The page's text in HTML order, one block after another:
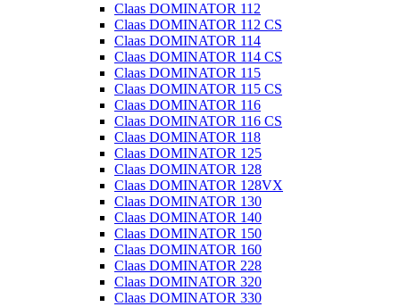
Claas DOMINATOR 112
Claas DOMINATOR 112 CS
Claas DOMINATOR 114
Claas DOMINATOR 114 CS
Claas DOMINATOR 115
Claas DOMINATOR 115 CS
Claas DOMINATOR 116
Claas DOMINATOR 116 CS
Claas DOMINATOR 118
Claas DOMINATOR 125
Claas DOMINATOR 128
Claas DOMINATOR 128VX
Claas DOMINATOR 130
Claas DOMINATOR 140
Claas DOMINATOR 150
Claas DOMINATOR 160
Claas DOMINATOR 228
Claas DOMINATOR 320
Claas DOMINATOR 330